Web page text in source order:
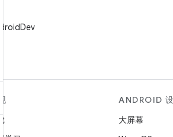
ANDROID
大屏幕